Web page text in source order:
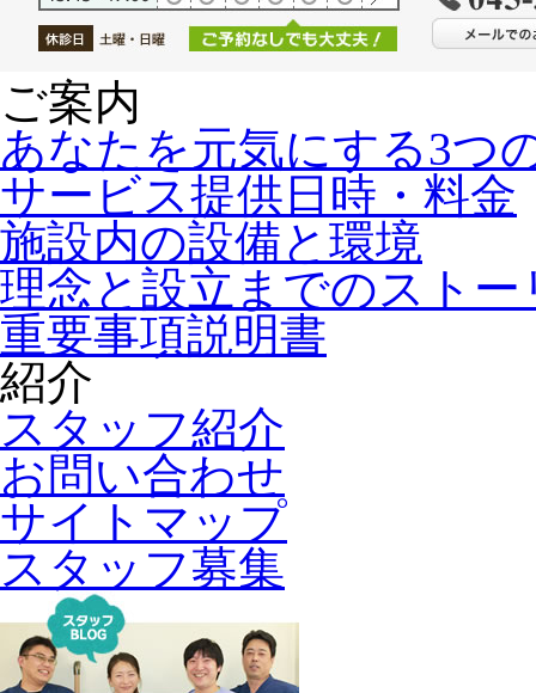
ご案内
あなたを元気にする3つ
サービス提供日時・料金
施設内の設備と環境
理念と設立までのストー
重要事項説明書
紹介
スタッフ紹介
お問い合わせ
サイトマップ
スタッフ募集